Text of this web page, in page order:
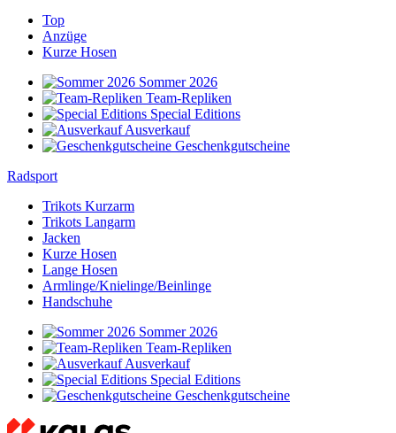
Top
Anzüge
Kurze Hosen
Sommer 2026
Team-Repliken
Special Editions
Ausverkauf
Geschenkgutscheine
Radsport
Trikots Kurzarm
Trikots Langarm
Jacken
Kurze Hosen
Lange Hosen
Armlinge/Knielinge/Beinlinge
Handschuhe
Sommer 2026
Team-Repliken
Ausverkauf
Special Editions
Geschenkgutscheine